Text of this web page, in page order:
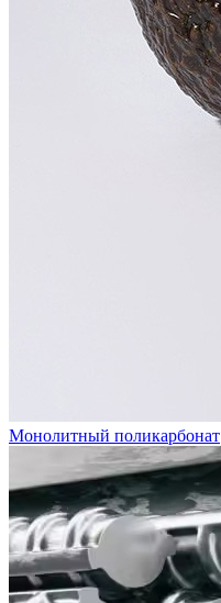
Монолитный поликарбонат